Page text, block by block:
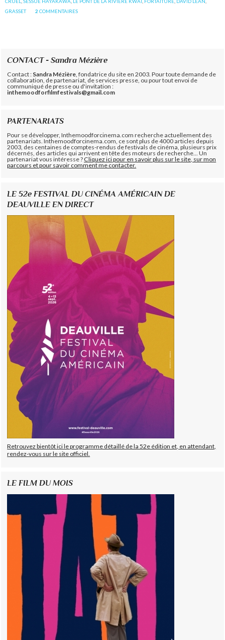
CRUEL,SESSUE HAYAKAWA, LE PONT DE LA RIVIÈRE KWAÏ, FORTAITURE, DAVID LEAN,
GRASSET
2 COMMENTAIRES
CONTACT - Sandra Mézière
Contact : Sandra Mézière , fondatrice du site en 2003. Pour toute demande de
collaboration, de partenariat, de services presse, ou pour tout envoi de
communiqué de presse ou d'invitation :
inthemoodforfilmfestivals@gmail.com
PARTENARIATS
Pour se développer, Inthemoodforcinema.com recherche actuellement des
partenariats. Inthemoodforcinema.com, ce sont plus de 4000 articles depuis
2003, des centaines de comptes-rendus de festivals de cinéma, plusieurs prix
décernés, des articles qui arrivent en tête des moteurs de recherche... Un
partenariat vous intéresse ?Cliquez ici pour en savoir plus sur le site, sur mon
parcours et pour savoir comment me contacter.
LE 52e FESTIVAL DU CINÉMA AMÉRICAIN DE
DEAUVILLE EN DIRECT
Retrouvez bientôt ici le programme détaillé de la 52e édition et, en attendant,
rendez-vous sur le site officiel.
LE FILM DU MOIS